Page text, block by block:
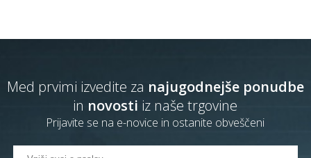
Med prvimi izvedite za najugodnejše ponudbe
in novosti iz naše trgovine
Prijavite se na e-novice in ostanite obveščeni